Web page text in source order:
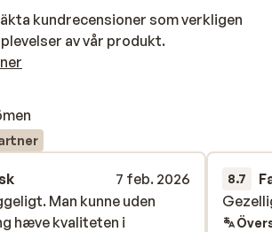
kundrecensioner som verkligen
av vår produkt.
7 feb. 2026
Man kunne uden
hæve kvaliteten i
Man kunne uden
hæve kvaliteten i
8.7